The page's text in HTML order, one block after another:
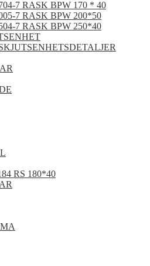
7 RASK BPW 170 * 40
7 RASK BPW 200*50
7 RASK BPW 250*40
RS 180*40